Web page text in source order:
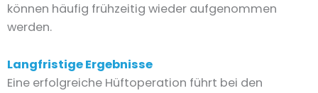
können häufig frühzeitig wieder aufgenommen
werden.
Langfristige Ergebnisse
Eine erfolgreiche Hüftoperation führt bei den